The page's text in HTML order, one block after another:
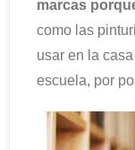
marcas
como las
usar en la
escuela, por